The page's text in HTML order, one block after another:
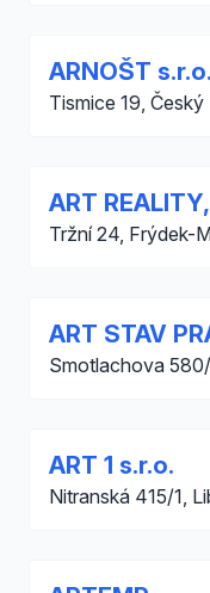
ARNOŠT
Tismice 19, Český
ART
Tržní 24, Frýdek-
ART STAV
Smotlachova
ART 1 s.r.o.
Nitranská 415/1,